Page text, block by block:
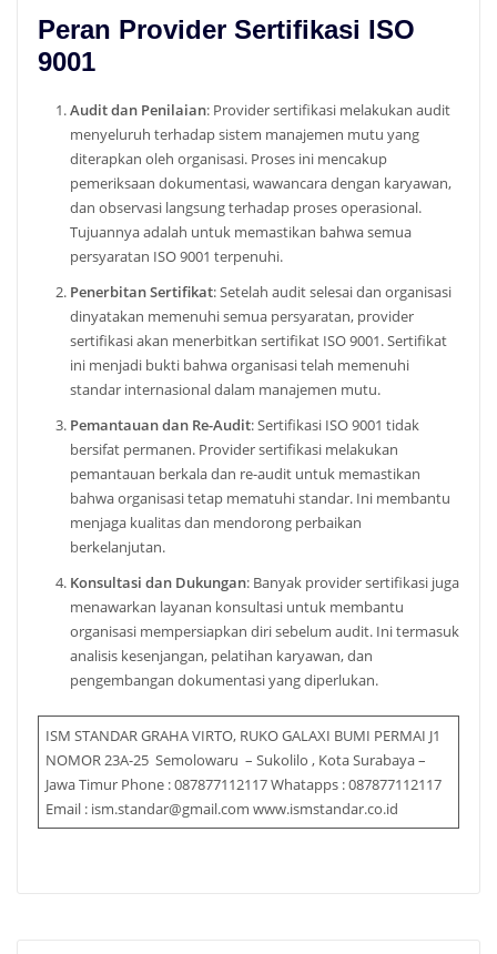
Peran Provider Sertifikasi ISO
9001
Audit dan Penilaian: Provider sertifikasi melakukan audit
menyeluruh terhadap sistem manajemen mutu yang
diterapkan oleh organisasi. Proses ini mencakup
pemeriksaan dokumentasi, wawancara dengan karyawan,
dan observasi langsung terhadap proses operasional.
Tujuannya adalah untuk memastikan bahwa semua
persyaratan ISO 9001 terpenuhi.
Penerbitan Sertifikat: Setelah audit selesai dan organisasi
dinyatakan memenuhi semua persyaratan, provider
sertifikasi akan menerbitkan sertifikat ISO 9001. Sertifikat
ini menjadi bukti bahwa organisasi telah memenuhi
standar internasional dalam manajemen mutu.
Pemantauan dan Re-Audit: Sertifikasi ISO 9001 tidak
bersifat permanen. Provider sertifikasi melakukan
pemantauan berkala dan re-audit untuk memastikan
bahwa organisasi tetap mematuhi standar. Ini membantu
menjaga kualitas dan mendorong perbaikan
berkelanjutan.
Konsultasi dan Dukungan: Banyak provider sertifikasi juga
menawarkan layanan konsultasi untuk membantu
organisasi mempersiapkan diri sebelum audit. Ini termasuk
analisis kesenjangan, pelatihan karyawan, dan
pengembangan dokumentasi yang diperlukan.
ISM STANDAR GRAHA VIRTO, RUKO GALAXI BUMI PERMAI J1
NOMOR 23A-25 Semolowaru – Sukolilo , Kota Surabaya –
Jawa Timur Phone : 087877112117 Whatapps : 087877112117
Email : ism.standar@gmail.com www.ismstandar.co.id